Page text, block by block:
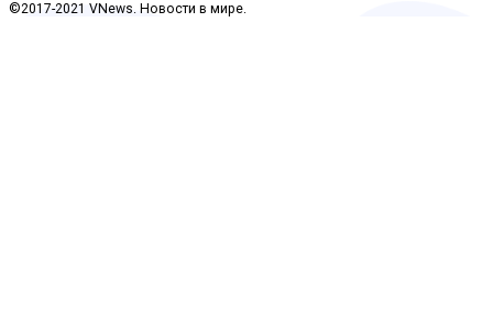
©2017-2021 VNews. Новости в мире.